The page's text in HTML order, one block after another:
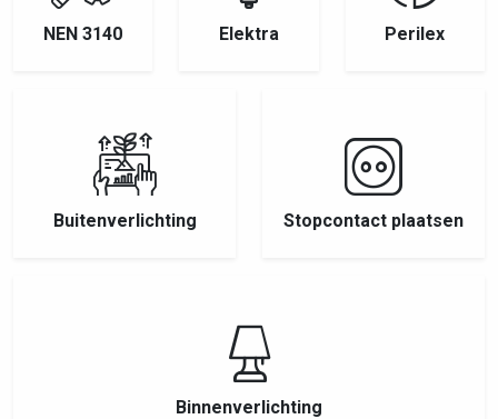
NEN 3140 Elektra Perilex
Buitenverlichting Stopcontact plaatsen
Binnenverlichting